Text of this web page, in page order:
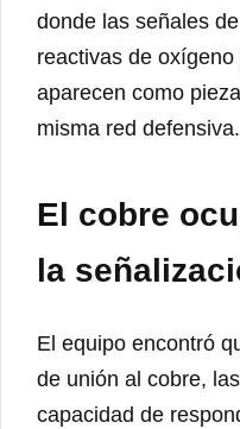
donde las señales
reactivas de
aparecen como
misma red defensiva.
El cobre
la
El equipo encontró
de unión al cobre,
capacidad de